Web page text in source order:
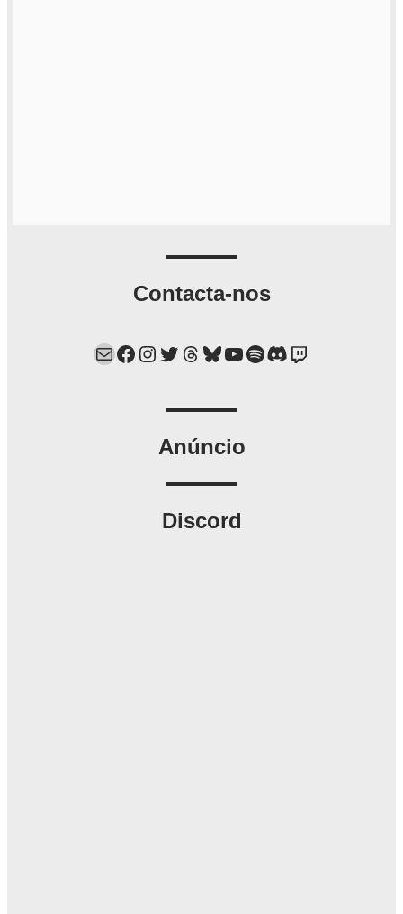
Contacta-nos
Mail Facebook Instagram Twitter Threads Bluesky YouTube Spotify Discord Twitch
Anúncio
Discord